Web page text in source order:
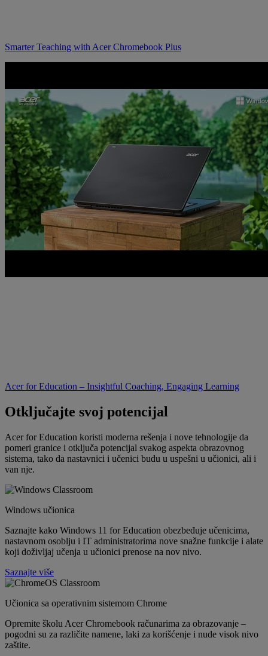
Smarter Teaching with Acer Chromebook Plus
Acer for Education – Insightful Coaching, Engaging Learning
Otključajte svoj potencijal
Acer for Education koristi moderna rešenja i nove tehnologije da
pomeri granice i otključa potencijal svakog aspekta obrazovnog
sistema, tako da nastavnici i učenici budu u uspešni u učionici, ali i
van nje.
Windows učionica
Saznajte kako Windows 11 for Education obezbeđuje učenicima,
nastavnom osoblju i IT administratorima nove snažne funkcije i alate
koji doživljaj učenja u učionici prenose na nov nivo.
Saznajte više
Učionica sa operativnim sistemom Chrome
Opremite školu Acer Chromebook računarima za obrazovanje –
pogodni su za različite namene, laki za korišćenje i nude visok nivo
zaštite.